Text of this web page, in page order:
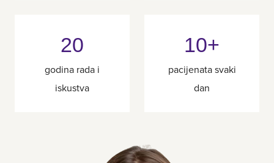
20
godina rada i
iskustva
10+
pacijenata svaki
dan